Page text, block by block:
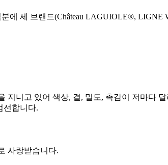
에 세 브랜드(Château LAGUIOLE®,
니고 있어 색상, 결, 밀도, 촉감이 저마다
선합니다.
사랑받습니다.